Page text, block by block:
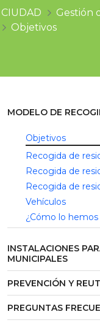
CIUDAD
Objetivos
MODELO DE
Objetivos
Recogida de
Recogida de
Recogida de
Vehículos
¿Cómo lo
INSTALACIONES
MUNICIPALES
PREVENCIÓN Y
PREGUNTAS